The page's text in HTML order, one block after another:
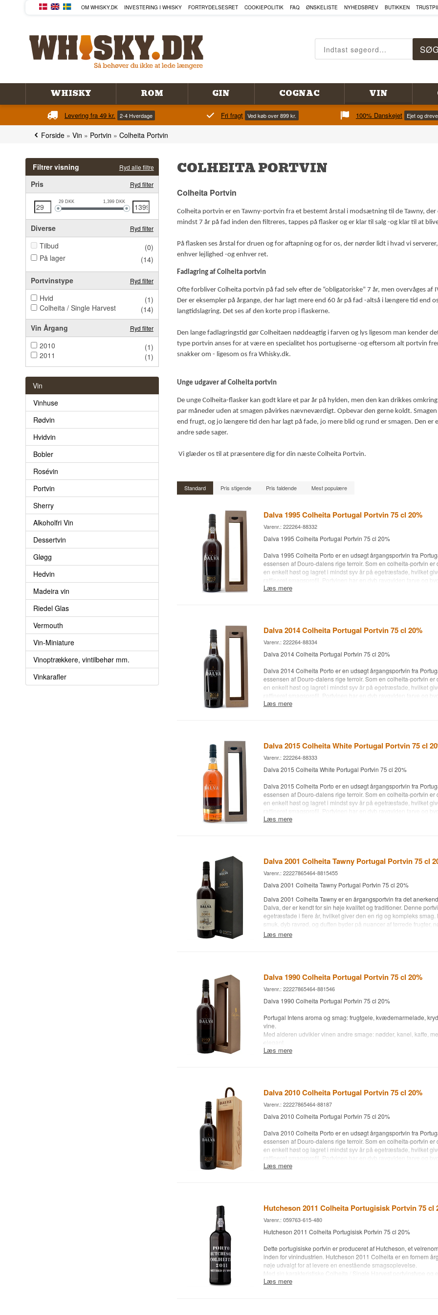
OM WHISKY.DK INVESTERING I WHISKY FORTRYDELSESRET COOKIEPOLITIK FAQ ØNSKELISTE NYHEDSBREV BUTIKKEN
WHISKY ROM GIN COGNAC VIN
Levering fra 49 kr. 2-4 Hverdage Fri fragt Ved køb over 899 kr. 100% Danskejet Ejet og
Forside » Vin » Portvin » Colheita Portvin
Filtrer visning Ryd alle filtre
Pris Ryd filter
29 DKK 1,399 DKK
Diverse Ryd filter
Tilbud
(0)
På lager
(14)
Portvinstype Ryd filter
Hvid
(1)
Colheita / Single Harvest
(14)
Vin Årgang
Ryd filter
2010
(1)
2011
(1)
Vin
Vinhuse
Rødvin
Hvidvin
Bobler
Rosévin
Portvin
Sherry
Alkoholfri Vin
Dessertvin
Gløgg
Hedvin
Madeira vin
Riedel Glas
Vermouth
Vin-Miniature
Vinoptrækkere, vintilbehør mm.
Vinkarafler
COLHEITA PORTVIN
Colheita Portvin
Colheita portvin er en Tawny-portvin fra et bestemt årstal i modsætning til de Tawny,
mindst 7 år på fad inden den filtreres, tappes på flasker og er klar til salg -og klar til at
På flasken ses årstal for druen og for aftapning og for os, der nørder lidt i hvad vi
enhver lejlighed -og enhver ret.
Fadlagring af Colheita portvin
Ofte forbliver Colheita portvin på fad selv efter de “obligatoriske” 7 år, men overvåges
Der er eksempler på årgange, der har lagt mere end 60 år på fad -altså i længere tid end
langtidslagring. Det ses af den korte prop i flaskerne.
Den lange fadlagringstid gør Colheitaen nøddeagtig i farven og lys ligesom man kender
type portvin anses for at være en specialitet hos portugiserne -og eftersom alt portvin
snakker om - ligesom os fra Whisky.dk.
Unge udgaver af Colheita portvin
De unge Colheita-flasker kan godt klare et par år på hylden, men den kan drikkes
par måneder uden at smagen påvirkes nævneværdigt. Opbevar den gerne koldt.
end frugt, og jo længere tid den har lagt på fade, jo mere blid og rund er smagen. Den er
andre søde sager.
Vi glæder os til at præsentere dig for din næste Colheita Portvin.
Standard Pris stigende Pris faldende Mest populære
Dalva 1995 Colheita Portugal Portvin 75 cl 20%
Varenr.: 222264-88332
Dalva 1995 Colheita Portugal Portvin 75 cl 20%
Dalva 1995 Colheita Porto er en udsøgt årgangsportvin fra
essensen af Douro-dalens rige terroir. Som en colheita-portvin er
en enkelt høst og lagret i mindst syv år på egetræsfade, hvilket
raffineret smagsprofil. Portvinen har en dyb ravgylden farve og
tørret frugt, nødder, krydderier og et strejf af honning. Smagen er
Alder: 1995
Drue: Tinta Roriz, Touriga Nacional
Alc. styrke: 20 %
Andet:
Læs mere
Dalva 2014 Colheita Portugal Portvin 75 cl 20%
Varenr.: 222264-88334
Dalva 2014 Colheita Portugal Portvin 75 cl 20%
Dalva 2014 Colheita Porto er en udsøgt årgangsportvin fra
essensen af Douro-dalens rige terroir. Som en colheita-portvin er
en enkelt høst og lagret i mindst syv år på egetræsfade, hvilket
raffineret smagsprofil. Portvinen har en dyb ravgylden farve og
tørret frugt, nødder, krydderier og et strejf af honning. Smagen er
Alder: 2014
Drue: Tinta Roriz, Touriga Nacional
Alc. styrke: 20 %
Andet:
Læs mere
Dalva 2015 Colheita White Portugal Portvin 75 cl
Varenr.: 222264-88333
Dalva 2015 Colheita White Portugal Portvin 75 cl 20%
Dalva 2015 Colheita Porto er en udsøgt årgangsportvin fra
essensen af Douro-dalens rige terroir. Som en colheita-portvin er
en enkelt høst og lagret i mindst syv år på egetræsfade, hvilket
raffineret smagsprofil. Portvinen har en dyb ravgylden farve og
tørret frugt, nødder, krydderier og et strejf af honning. Smagen er
Alder: 2015
Drue: Tinta Roriz, Touriga Nacional
Alc. styrke: 20 %
Andet:
Læs mere
Dalva 2001 Colheita Tawny Portugal Portvin 75 cl
Varenr.: 22227865464-8815455
Dalva 2001 Colheita Tawny Portugal Portvin 75 cl 20%
Dalva 2001 Colheita Tawny er en årgangsportvin fra det
Dalva, der er kendt for sin høje kvalitet og traditioner. Denne
egetræsfade i flere år, hvilket giver den en rig og kompleks smag.
smuk, dyb ravrød, og duften byder på nuancer af tørrede frugter,
som harmonerer med subtile krydderier. Smagen er rund og fyldig
Bodega: Dalva
Type: Colheita Tawny Portvin
75 cl.
Læs mere
Dalva 1990 Colheita Portugal Portvin 75 cl 20%
Varenr.: 22227865464-881546
Dalva 1990 Colheita Portugal Portvin 75 cl 20%
Portugal Intens aroma og smag: frugtgele, kvædemarmelade,
vine.
Med alderen udvikler vinen andre smage: nødder, kanel, kaffe,
elegant.
75 cl.
Læs mere
Dalva 2010 Colheita Portugal Portvin 75 cl 20%
Varenr.: 22227865464-88187
Dalva 2010 Colheita Portugal Portvin 75 cl 20%
Dalva 2010 Colheita Porto er en udsøgt årgangsportvin fra
essensen af Douro-dalens rige terroir. Som en colheita-portvin er
en enkelt høst og lagret i mindst syv år på egetræsfade, hvilket
raffineret smagsprofil. Portvinen har en dyb ravgylden farve og
tørret frugt, nødder, krydderier og et strejf af honning. Smagen er
Alder: 2010
Drue: Tinta Roriz, Touriga Nacional
Alc. styrke: 20 %
Andet:
Læs mere
Hutcheson 2011 Colheita Portugisisk Portvin 75 cl
Varenr.: 059763-615-480
Hutcheson 2011 Colheita Portugisisk Portvin 75 cl 20%
Dette portugisiske portvin er produceret af Hutcheson, et
inden for vinindustrien. Hutcheson 2011 Colheita er en fornem
nøje udvalgt for at levere en enestående smagsoplevelse.
Med sin karakteristiske Colheita / Single Harvest portvinstype og
byder denne portvin på en dyb og kompleks smag, der vil
Læs mere